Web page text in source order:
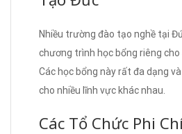
Nhiều trường đào tạo nghề tại
chương trình học bổng riêng cho
Các học bổng này rất đa dạng
cho nhiều lĩnh vực khác nhau.
Các Tổ Chức Phi